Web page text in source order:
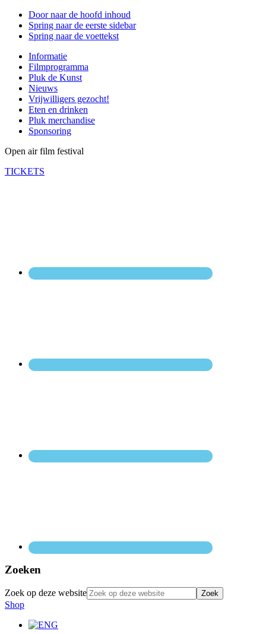
Door naar de hoofd inhoud
Spring naar de eerste sidebar
Spring naar de voettekst
Informatie
Filmprogramma
Pluk de Kunst
Nieuws
Vrijwilligers gezocht!
Eten en drinken
Pluk merchandise
Sponsoring
Open air film festival
TICKETS
Zoeken
Zoek op deze website
Shop